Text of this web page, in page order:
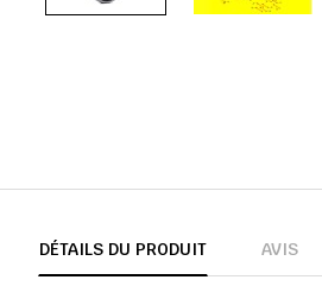
DÉTAILS DU PRODUIT AVIS